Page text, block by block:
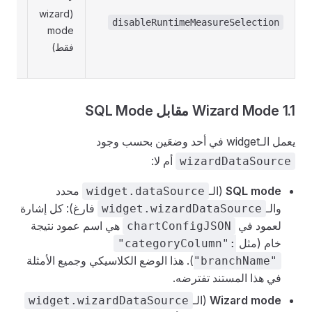
disableRuntimeMeasureSelection
(wizard
mode
فقط)
1.1 Wizard Mode مقابل SQL Mode
يعمل الـwidget في أحد وضعَين بحسب وجود
wizardDataSource أم لا:
SQL mode (الـ widget.dataSource محدد
والـ widget.wizardDataSource فارغ): كل إشارة
لعمود في
chartConfigJSON هي اسم عمود نتيجة
خام (مثل "categoryColumn":
"branchName"). هذا الوضع الكلاسيكي وجميع الأمثلة
في هذا المستند تفترضه.
Wizard mode (الـ widget.wizardDataSource